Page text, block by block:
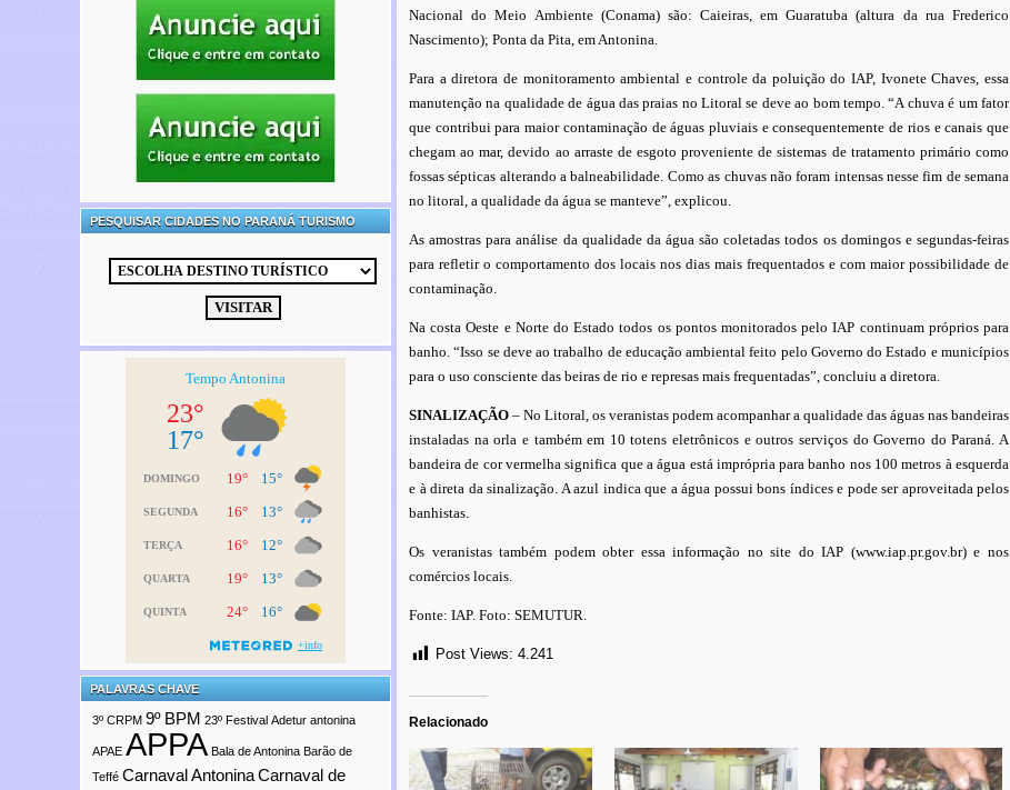
PESQUISAR CIDADES NO PARANÁ TURISMO
PALAVRAS CHAVE
3º CRPM 9º BPM 23º Festival Adetur antonina
APAE APPA Bala de Antonina Barão de
Teffé Carnaval AntoninaCarnaval de
Nacional do Meio Ambiente (Conama) são: Caieiras, em Guaratuba (altura da rua Frederico
Nascimento); Ponta da Pita, em Antonina.
Para a diretora de monitoramento ambiental e controle da poluição do IAP, Ivonete Chaves, essa
manutenção na qualidade de água das praias no Litoral se deve ao bom tempo. “A chuva é um fator
que contribui para maior contaminação de águas pluviais e consequentemente de rios e canais que
chegam ao mar, devido ao arraste de esgoto proveniente de sistemas de tratamento primário como
fossas sépticas alterando a balneabilidade. Como as chuvas não foram intensas nesse fim de semana
no litoral, a qualidade da água se manteve”, explicou.
As amostras para análise da qualidade da água são coletadas todos os domingos e segundas-feiras
para refletir o comportamento dos locais nos dias mais frequentados e com maior possibilidade de
contaminação.
Na costa Oeste e Norte do Estado todos os pontos monitorados pelo IAP continuam próprios para
banho. “Isso se deve ao trabalho de educação ambiental feito pelo Governo do Estado e municípios
para o uso consciente das beiras de rio e represas mais frequentadas”, concluiu a diretora.
SINALIZAÇÃO – No Litoral, os veranistas podem acompanhar a qualidade das águas nas bandeiras
instaladas na orla e também em 10 totens eletrônicos e outros serviços do Governo do Paraná. A
bandeira de cor vermelha significa que a água está imprópria para banho nos 100 metros à esquerda
e à direta da sinalização. A azul indica que a água possui bons índices e pode ser aproveitada pelos
banhistas.
Os veranistas também podem obter essa informação no site do IAP (www.iap.pr.gov.br) e nos
comércios locais.
Fonte: IAP. Foto: SEMUTUR.
Post Views: 4.241
Relacionado